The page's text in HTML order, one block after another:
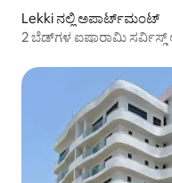
Lekki ನಲ್ಲಿ ಅಪಾರ್ಟ್‌ಮಂಟ್
2 ಬೆಡ್‌ಗಳ ಐಷಾರಾಮಿ ಸರ್ವಿಸ್ಡ್